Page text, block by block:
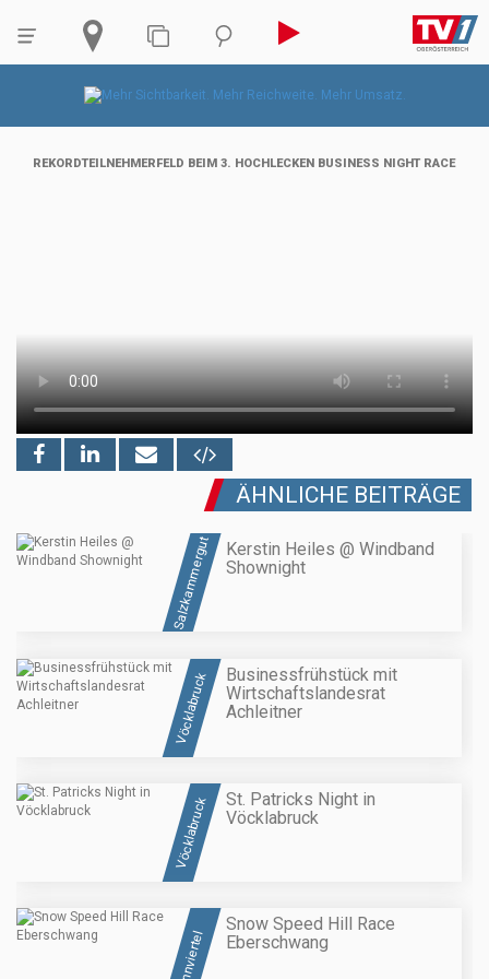
REKORDTEILNEHMERFELD BEIM 3. HOCHLECKEN BUSINESS NIGHT RACE
ÄHNLICHE BEITRÄGE
Salzkammergut
Kerstin Heiles @ Windband
Shownight
Vöcklabruck
Businessfrühstück mit
Wirtschaftslandesrat
Achleitner
Vöcklabruck
St. Patricks Night in
Vöcklabruck
Innviertel
Snow Speed Hill Race
Eberschwang